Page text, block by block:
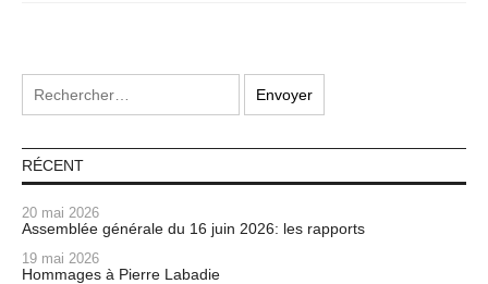
RÉCENT
20 mai 2026
Assemblée générale du 16 juin 2026: les rapports
19 mai 2026
Hommages à Pierre Labadie